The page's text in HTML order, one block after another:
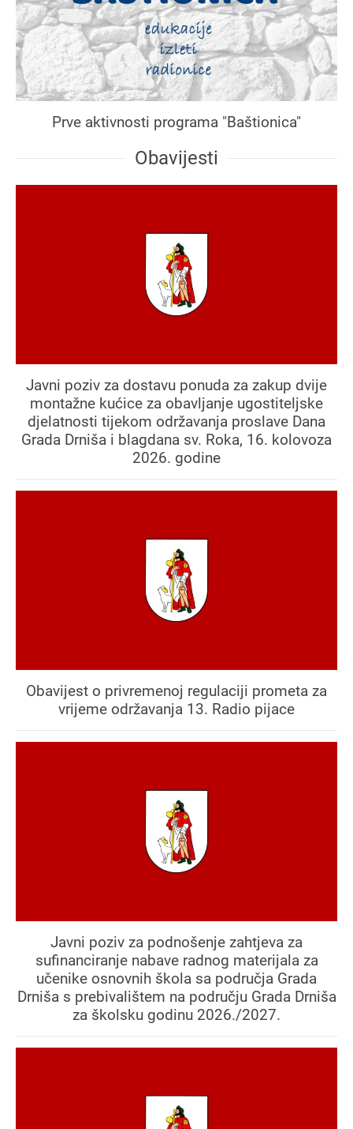
Prve aktivnosti programa "Baštionica"
Obavijesti
Javni poziv za dostavu ponuda za zakup dvije
montažne kućice za obavljanje ugostiteljske
djelatnosti tijekom održavanja proslave Dana
Grada Drniša i blagdana sv. Roka, 16. kolovoza
2026. godine
Obavijest o privremenoj regulaciji prometa za
vrijeme održavanja 13. Radio pijace
Javni poziv za podnošenje zahtjeva za
sufinanciranje nabave radnog materijala za
učenike osnovnih škola sa područja Grada
Drniša s prebivalištem na području Grada Drniša
za školsku godinu 2026./2027.